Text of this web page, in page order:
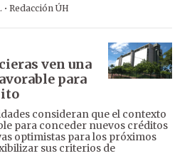
· Redacción ÚH
ven una
para
consideran que el contexto
para conceder nuevos créditos
optimistas para los próximos
sus criterios de